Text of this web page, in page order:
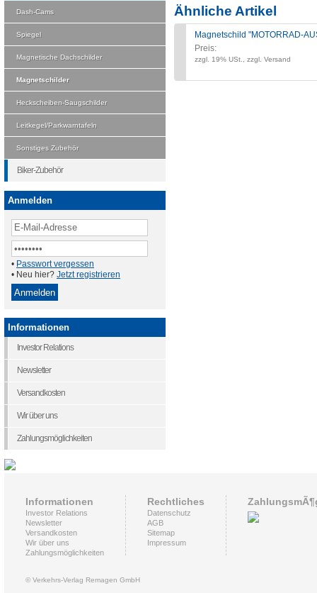
Ähnliche Artikel
Magnetschild "MOTORRAD-
Preis:
zzgl. 19% USt., zzgl. Versand
Dash-Cams
Spiegel
Magnetische Dachschilder
Magnetschilder
Heckscheiben-Saugschilder
Leitkegel/Parkwarntafeln
Sonstiges Zubehör
Biker-Zubehör
Anmelden
• Passwort vergessen
• Neu hier? Jetzt registrieren
Informationen
Investor Relations
Newsletter
Versandkosten
Wir über uns
Zahlungsmöglichkeiten
Informationen
Investor Relations
Newsletter
Versandkosten
Wir über uns
Zahlungsmöglichkeiten
Rechtliches
Datenschutz
AGB
Sitemap
Impressum
© Verkehrs-Verlag Remagen GmbH